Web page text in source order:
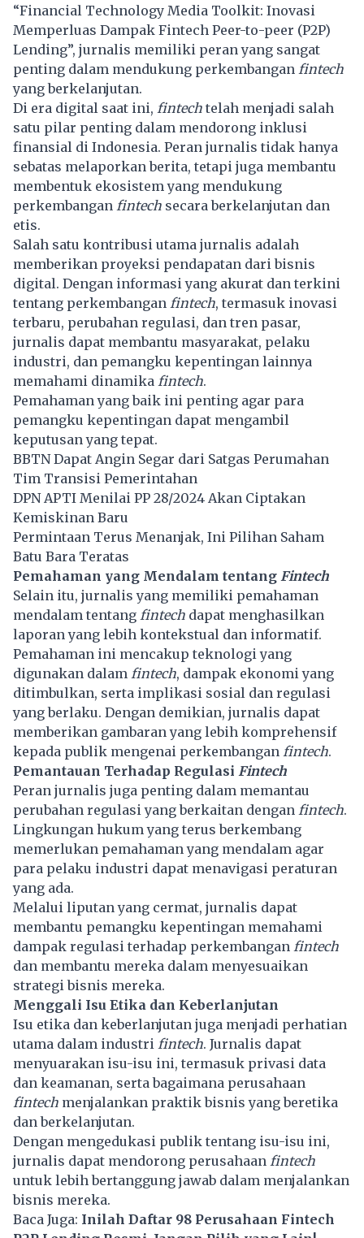
“Financial Technology Media Toolkit: Inovasi
Memperluas Dampak Fintech Peer-to-peer (P2P)
Lending”, jurnalis memiliki peran yang sangat
penting dalam mendukung perkembangan fintech
yang berkelanjutan.
Di era digital saat ini, fintech telah menjadi salah
satu pilar penting dalam mendorong inklusi
finansial di Indonesia. Peran jurnalis tidak hanya
sebatas melaporkan berita, tetapi juga membantu
membentuk ekosistem yang mendukung
perkembangan fintech secara berkelanjutan dan
etis.
Salah satu kontribusi utama jurnalis adalah
memberikan proyeksi pendapatan dari bisnis
digital. Dengan informasi yang akurat dan terkini
tentang perkembangan fintech, termasuk inovasi
terbaru, perubahan regulasi, dan tren pasar,
jurnalis dapat membantu masyarakat, pelaku
industri, dan pemangku kepentingan lainnya
memahami dinamika fintech.
Pemahaman yang baik ini penting agar para
pemangku kepentingan dapat mengambil
keputusan yang tepat.
BBTN Dapat Angin Segar dari Satgas Perumahan
Tim Transisi Pemerintahan
DPN APTI Menilai PP 28/2024 Akan Ciptakan
Kemiskinan Baru
Permintaan Terus Menanjak, Ini Pilihan Saham
Batu Bara Teratas
Pemahaman yang Mendalam tentang Fintech
Selain itu, jurnalis yang memiliki pemahaman
mendalam tentang fintech dapat menghasilkan
laporan yang lebih kontekstual dan informatif.
Pemahaman ini mencakup teknologi yang
digunakan dalam fintech, dampak ekonomi yang
ditimbulkan, serta implikasi sosial dan regulasi
yang berlaku. Dengan demikian, jurnalis dapat
memberikan gambaran yang lebih komprehensif
kepada publik mengenai perkembangan fintech.
Pemantauan Terhadap Regulasi Fintech
Peran jurnalis juga penting dalam memantau
perubahan regulasi yang berkaitan dengan fintech.
Lingkungan hukum yang terus berkembang
memerlukan pemahaman yang mendalam agar
para pelaku industri dapat menavigasi peraturan
yang ada.
Melalui liputan yang cermat, jurnalis dapat
membantu pemangku kepentingan memahami
dampak regulasi terhadap perkembangan fintech
dan membantu mereka dalam menyesuaikan
strategi bisnis mereka.
Menggali Isu Etika dan Keberlanjutan
Isu etika dan keberlanjutan juga menjadi perhatian
utama dalam industri fintech. Jurnalis dapat
menyuarakan isu-isu ini, termasuk privasi data
dan keamanan, serta bagaimana perusahaan
fintech menjalankan praktik bisnis yang beretika
dan berkelanjutan.
Dengan mengedukasi publik tentang isu-isu ini,
jurnalis dapat mendorong perusahaan fintech
untuk lebih bertanggung jawab dalam menjalankan
bisnis mereka.
Baca Juga: Inilah Daftar 98 Perusahaan Fintech